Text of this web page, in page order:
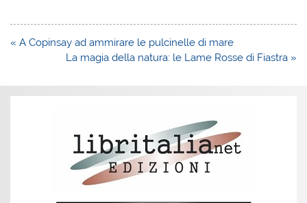
Navigazione
« A Copinsay ad ammirare le pulcinelle di mare
La magia della natura: le Lame Rosse di Fiastra »